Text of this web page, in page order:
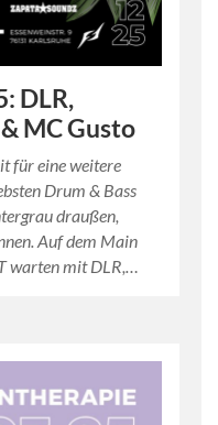
DLR,
MC Gusto
für eine weitere
Drum & Bass
draußen,
Auf dem Main
warten mit DLR,…